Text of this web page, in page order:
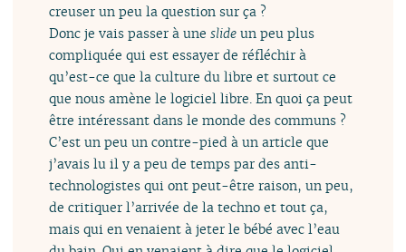
creuser un peu la question sur ça ?
Donc je vais passer à uneslide un peu plus
compliquée qui est essayer de réfléchir à
qu’est-ce que la culture du libre et surtout ce
que nous amène le logiciel libre. En quoi ça peut
être intéressant dans le monde des communs ?
C’est un peu un contre-pied à un article que
j’avais lu il y a peu de temps par des anti-
technologistes qui ont peut-être raison, un peu,
de critiquer l’arrivée de la techno et tout ça,
mais qui en venaient à jeter le bébé avec l’eau